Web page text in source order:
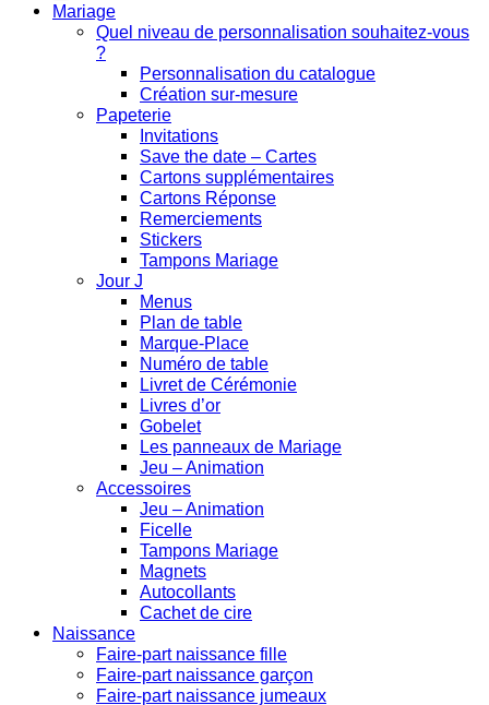
Mariage
Quel niveau de personnalisation souhaitez-vous
?
Personnalisation du catalogue
Création sur-mesure
Papeterie
Invitations
Save the date – Cartes
Cartons supplémentaires
Cartons Réponse
Remerciements
Stickers
Tampons Mariage
Jour J
Menus
Plan de table
Marque-Place
Numéro de table
Livret de Cérémonie
Livres d’or
Gobelet
Les panneaux de Mariage
Jeu – Animation
Accessoires
Jeu – Animation
Ficelle
Tampons Mariage
Magnets
Autocollants
Cachet de cire
Naissance
Faire-part naissance fille
Faire-part naissance garçon
Faire-part naissance jumeaux